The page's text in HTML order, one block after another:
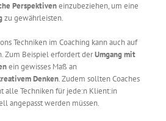
Perspektiveneinzubeziehen, um eine
zu gewährleisten.
Techniken im Coaching kann auch auf
Zum Beispiel erfordert derUmgang mit
ein gewisses Maß an
Denken. Zudem sollten Coaches
alle Techniken für jede:n Klient:in
angepasst werden müssen.